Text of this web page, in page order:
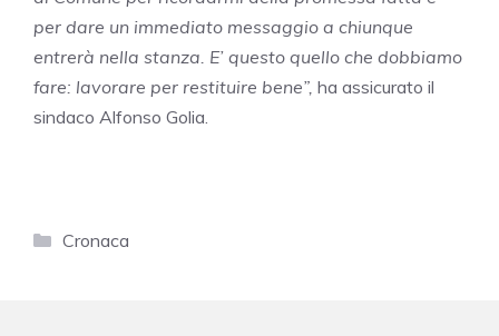
per dare un immediato messaggio a chiunque
entrerà nella stanza. E’ questo quello che dobbiamo
fare: lavorare per restituire bene”, ha assicurato il
sindaco Alfonso Golia.
Categorie
Cronaca